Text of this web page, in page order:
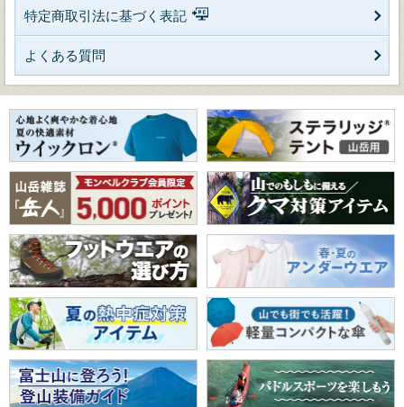
特定商取引法に基づく表記
よくある質問